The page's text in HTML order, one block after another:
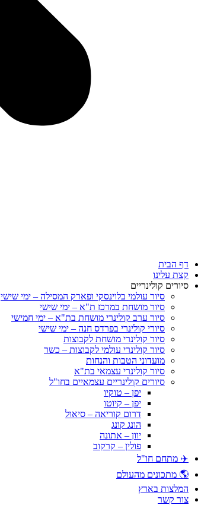
דף הבית
קצת עלינו
סיורים קולינריים
סיור עולמי בלוינסקי ופארק המסילה – ימי שישי
סיור מושחת במרכז ת"א – ימי שישי
סיור ערב קולינרי מושחת בת"א – ימי חמישי
סיורי קולינרי בפרדס חנה – ימי שישי
סיור קולינרי מושחת לקבוצות
סיור קולינרי עולמי לקבוצות – כשר
מועדוני הטבות והנחות
סיור קולינרי עצמאי בת"א
סיורים קולינריים עצמאיים בחו"ל
יפן – טוקיו
יפן – קיוטו
דרום קוריאה – סיאול
הונג קונג
יוון – אתונה
פולין – קרקוב
✈️ מתחם חו"ל
🌎 מתכונים מהעולם
המלצות בארץ
צור קשר